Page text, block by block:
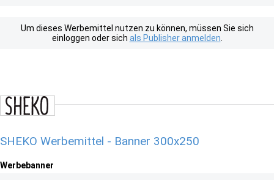
Um dieses Werbemittel nutzen zu können, müssen Sie sich
einloggen oder sich als Publisher anmelden
SHEKO Werbemittel - Banner 300x250
Werbebanner